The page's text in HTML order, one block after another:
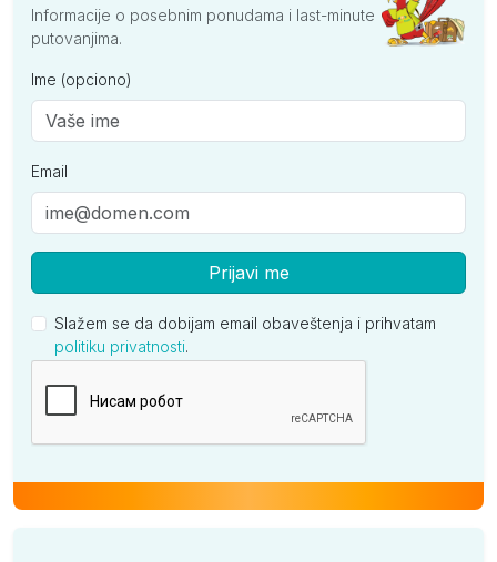
Informacije o posebnim ponudama i last-minute
putovanjima.
Ime (opciono)
Email
Prijavi me
Slažem se da dobijam email obaveštenja i prihvatam
politiku privatnosti.